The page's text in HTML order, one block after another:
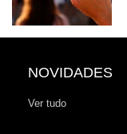
NOVIDADES
Ver tudo